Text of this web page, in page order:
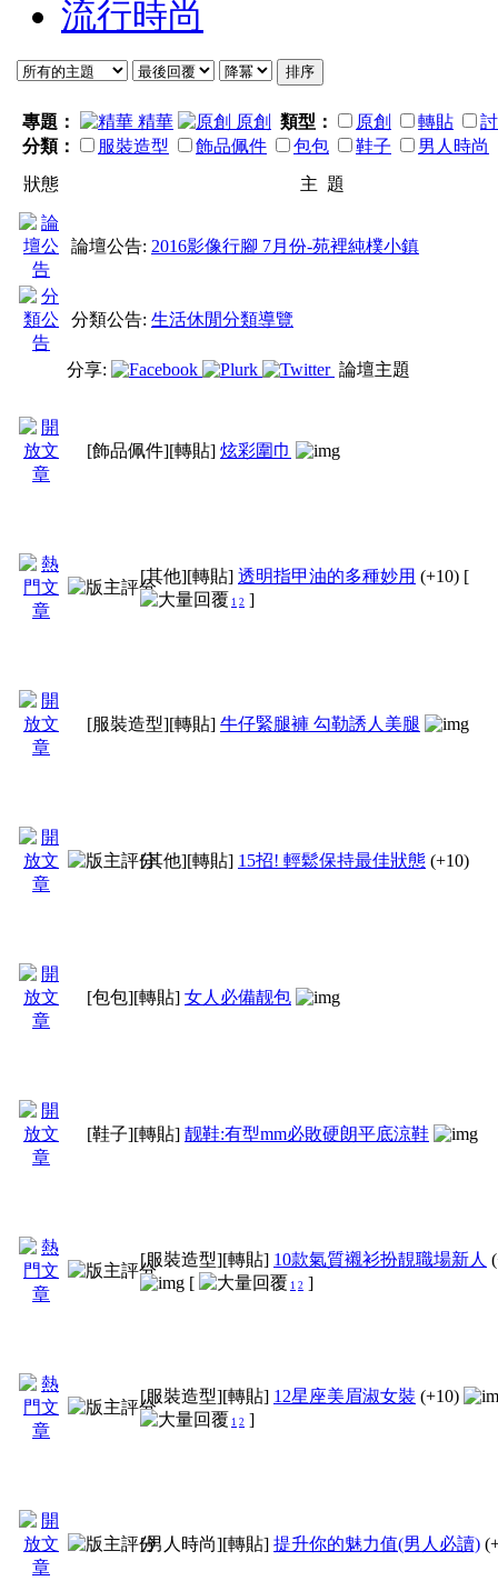
流行時尚
專題： 精華 原創 類型： 原創 轉貼
分類：
服裝造型 飾品佩件 包包 鞋子
男人時尚
狀態
主 題
論壇公告: 2016影像行腳 7月份-苑裡純樸小鎮
分類公告: 生活休閒分類導覽
分享: 論壇主題
[飾品佩件][轉貼] 炫彩圍巾
[其他][轉貼] 透明指甲油的多種妙用 (+10) [
1 2 ]
[服裝造型][轉貼] 牛仔緊腿褲 勾勒誘人美腿
[其他][轉貼] 15招! 輕鬆保持最佳狀態 (+10)
[包包][轉貼] 女人必備靓包
[鞋子][轉貼] 靓鞋:有型mm必敗硬朗平底涼鞋
[服裝造型][轉貼] 10款氣質襯衫扮靚職場新人
[
1 2 ]
[服裝造型][轉貼] 12星座美眉淑女裝 (+10)
1 2 ]
[男人時尚][轉貼] 提升你的魅力值(男人必讀)